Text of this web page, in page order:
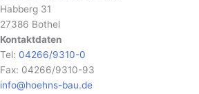
Habberg 31
27386 Bothel
Kontaktdaten
Tel: 04266/9310-0
Fax: 04266/9310-93
info@hoehns-bau.de